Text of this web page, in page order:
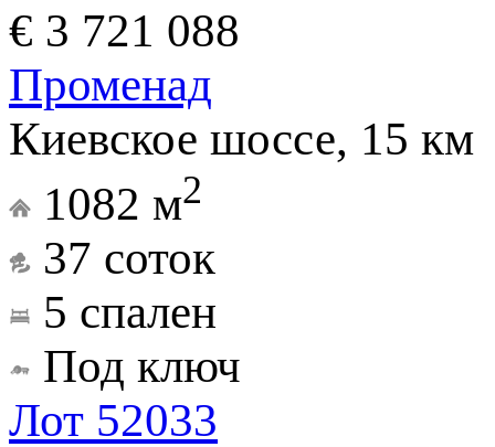
€ 3 721 088
Променад
Киевское шоссе, 15 км
1082 м2
37 соток
5 спален
Под ключ
Лот 52033